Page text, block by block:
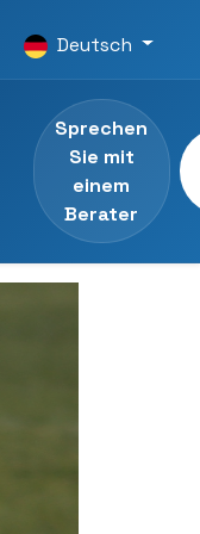
Deutsch
Sprechen
Sie mit
einem
Berater